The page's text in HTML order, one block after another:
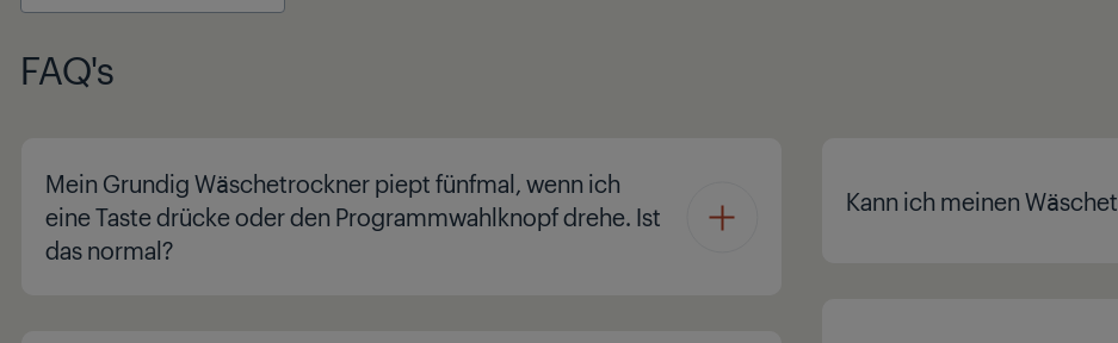
FAQ's
Mein Grundig Wäschetrockner piept fünfmal, wenn ich
eine Taste drücke oder den Programmwahlknopf drehe. Ist
das normal?
Kann ich meinen